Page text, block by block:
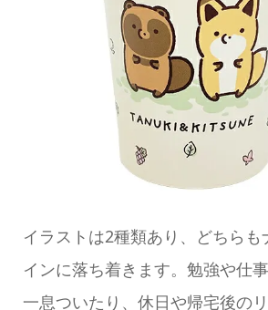
イラストは2種類あり、どちら
インに落ち着きます。勉強や仕
一息ついたり、休日や帰宅後の